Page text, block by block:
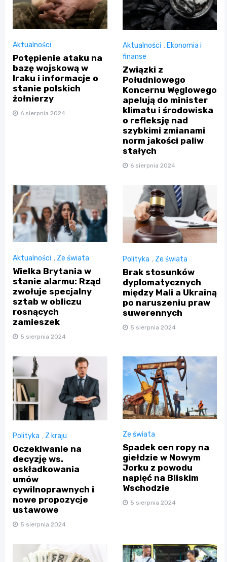
Aktualności
Potępienie ataku na
bazę wojskową w
Iraku i informacje o
stanie polskich
żołnierzy
6 sierpnia 2024
Aktualności , Ekonomia i
finanse
Związki z
Południowego
Koncernu Węglowego
apelują do minister
klimatu i środowiska
o refleksję nad
szybkimi zmianami
norm jakości paliw
stałych
6 sierpnia 2024
Aktualności , Ze świata
Wielka Brytania w
stanie alarmu: Rząd
zwołuje specjalny
sztab w obliczu
rosnących
zamieszek
5 sierpnia 2024
Polityka , Ze świata
Brak stosunków
dyplomatycznych
między Mali a Ukrainą
po naruszeniu praw
suwerennych
5 sierpnia 2024
Polityka , Z kraju
Oczekiwanie na
decyzję ws.
oskładkowania
umów
cywilnoprawnych i
nowe propozycje
ustawowe
5 sierpnia 2024
Ze świata
Spadek cen ropy na
giełdzie w Nowym
Jorku z powodu
napięć na Bliskim
Wschodzie
5 sierpnia 2024